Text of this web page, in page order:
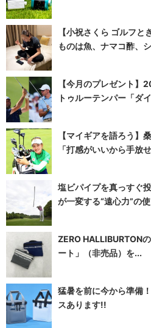
【小祝さくら ゴルフ
ものは魚、ナマコ酢、
【今月のプレゼント】
トゥルーテンパー「ダ
【マイギアを語ろう
「打感がいいから手放
塩ビパイプを真っすぐ
が一変する“遠心力”の
ZERO HALLIBURTON
ート」（非売品）を...
猛暑を前に今から準備
スあります!!